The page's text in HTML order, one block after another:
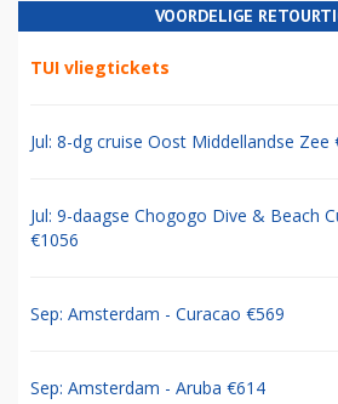
VOORDELIGE
TUI vliegtickets
Jul: 8-dg cruise Oost Middellandse Zee
Jul: 9-daagse Chogogo Dive & Beach
€1056
Sep: Amsterdam - Curacao €569
Sep: Amsterdam - Aruba €614